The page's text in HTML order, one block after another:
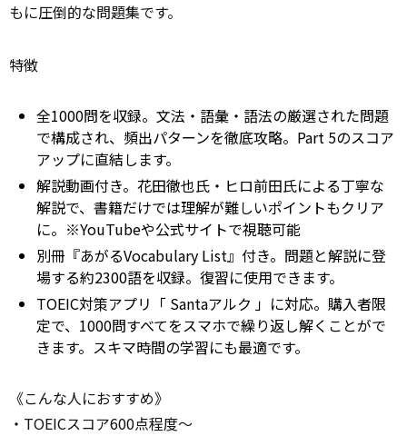
もに圧倒的な問題集です。
特徴
全1000問を収録。文法・語彙・語法の厳選された問題
で構成され、頻出パターンを徹底攻略。Part 5のスコア
アップに直結します。
解説動画付き。花田徹也氏・ヒロ前田氏による丁寧な
解説で、書籍だけでは理解が難しいポイントもクリア
に。※YouTubeや公式サイトで視聴可能
別冊『あがるVocabulary List』付き。問題と解説に登
場する約2300語を収録。復習に使用できます。
TOEIC対策アプリ「 Santaアルク 」に対応。購入者限
定で、1000問すべてをスマホで繰り返し解くことがで
きます。スキマ時間の学習にも最適です。
《こんな人におすすめ》
・TOEICスコア600点程度～